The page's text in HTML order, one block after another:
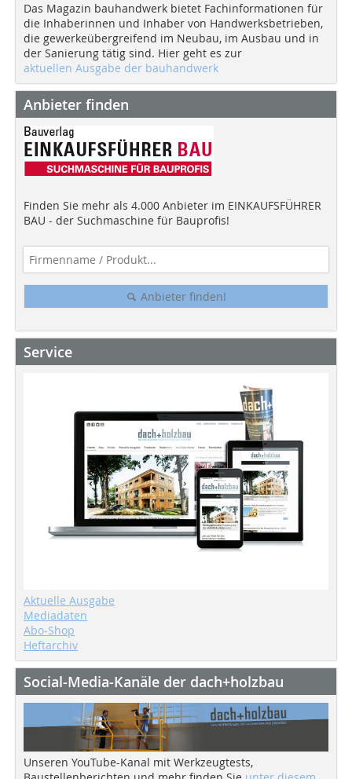
Das Magazin bauhandwerk bietet Fachinformationen für
die Inhaberinnen und Inhaber von Handwerksbetrieben,
die gewerkeübergreifend im Neubau, im Ausbau und in
der Sanierung tätig sind. Hier geht es zur
aktuellen Ausgabe der bauhandwerk
Anbieter finden
Finden Sie mehr als 4.000 Anbieter im EINKAUFSFÜHRER
BAU - der Suchmaschine für Bauprofis!
Anbieter finden!
Service
Aktuelle Ausgabe
Mediadaten
Abo-Shop
Heftarchiv
Social-Media-Kanäle der dach+holzbau
Unseren YouTube-Kanal mit Werkzeugtests,